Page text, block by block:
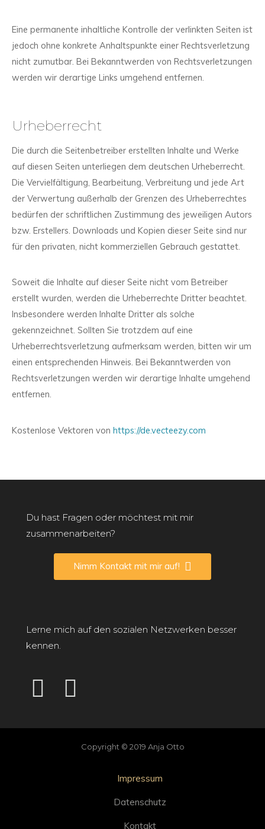
Eine permanente inhaltliche Kontrolle der verlinkten Seiten ist
jedoch ohne konkrete Anhaltspunkte einer Rechtsverletzung
nicht zumutbar. Bei Bekanntwerden von Rechtsverletzungen
werden wir derartige Links umgehend entfernen.
Urheberrecht
Die durch die Seitenbetreiber erstellten Inhalte und Werke
auf diesen Seiten unterliegen dem deutschen Urheberrecht.
Die Vervielfältigung, Bearbeitung, Verbreitung und jede Art
der Verwertung außerhalb der Grenzen des Urheberrechtes
bedürfen der schriftlichen Zustimmung des jeweiligen Autors
bzw. Erstellers. Downloads und Kopien dieser Seite sind nur
für den privaten, nicht kommerziellen Gebrauch gestattet.
Soweit die Inhalte auf dieser Seite nicht vom Betreiber
erstellt wurden, werden die Urheberrechte Dritter beachtet.
Insbesondere werden Inhalte Dritter als solche
gekennzeichnet. Sollten Sie trotzdem auf eine
Urheberrechtsverletzung aufmerksam werden, bitten wir um
einen entsprechenden Hinweis. Bei Bekanntwerden von
Rechtsverletzungen werden wir derartige Inhalte umgehend
entfernen.
Kostenlose Vektoren von https://de.vecteezy.com
Du hast Fragen oder möchtest mit mir
zusammenarbeiten?
Nimm Kontakt mit mir auf!
Lerne mich auf den sozialen Netzwerken besser
kennen.
Copyright © 2019 Anja Otto
Impressum
Datenschutz
Kontakt